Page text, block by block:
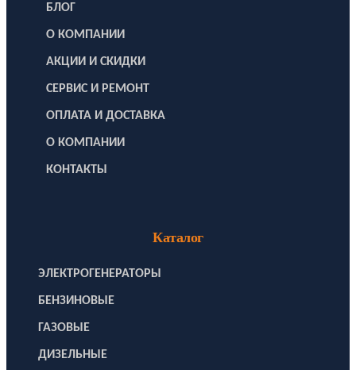
БЛОГ
О КОМПАНИИ
АКЦИИ И СКИДКИ
СЕРВИС И РЕМОНТ
ОПЛАТА И ДОСТАВКА
О КОМПАНИИ
КОНТАКТЫ
Каталог
ЭЛЕКТРОГЕНЕРАТОРЫ
БЕНЗИНОВЫЕ
ГАЗОВЫЕ
ДИЗЕЛЬНЫЕ